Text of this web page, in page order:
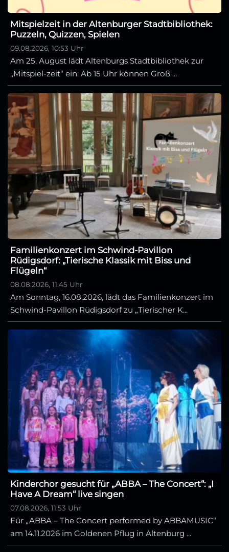
Mitspielzeit in der Altenburger Stadtbibliothek:
Puzzeln, Quizzen, Spielen
09.08.2026, 10:53 Uhr
Am 25. August lädt Altenburgs Stadtbibliothek zur
„Mitspiel-zeit“ ein: Ab 15 Uhr können Groß ...
Familienkonzert im Schwind-Pavillon
Rüdigsdorf: „Tierische Klassik mit Biss und
Flügeln“
08.08.2026, 11:45 Uhr
Am Sonntag, 16.08.2026, lädt das Familienkonzert im
Schwind-Pavillon Rüdigsdorf zu „Tierischer K...
Kinderchor gesucht für „ABBA – The Concert“: „I
Have A Dream“ live singen
07.08.2026, 11:53 Uhr
Für „ABBA – The Concert performed by ABBAMUSIC“
am 14.11.2026 im Goldenen Pflug in Altenburg ...